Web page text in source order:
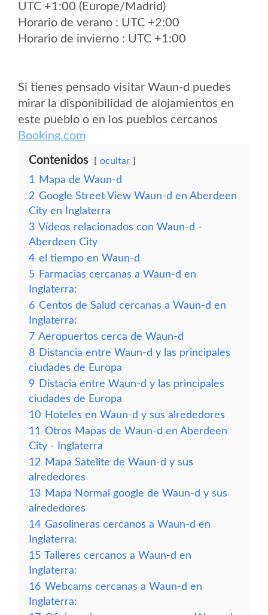
UTC +1:00 (Europe/Madrid)
Horario de verano : UTC +2:00
Horario de invierno : UTC +1:00
Si tienes pensado visitar Waun-d puedes
mirar la disponibilidad de alojamientos en
este pueblo o en los pueblos cercanos
Booking.com
Contenidos ocultar
1
Mapa de Waun-d
2 Google Street View Waun-d en Aberdeen
City en Inglaterra
3 Vídeos relacionados con Waun-d -
Aberdeen City
4 el tiempo en Waun-d
5 Farmacias cercanas a Waun-d en
Inglaterra:
6 Centos de Salud cercanas a Waun-d en
Inglaterra:
7 Aeropuertos cerca de Waun-d
8 Distancia entre Waun-d y las principales
ciudades de Europa
9 Distacia entre Waun-d y las principales
ciudades de Europa
10 Hoteles en Waun-d y sus alrededores
11 Otros Mapas de Waun-d en Aberdeen
City - Inglaterra
12 Mapa Satelite de Waun-d y sus
alrededores
13 Mapa Normal google de Waun-d y sus
alrededores
14 Gasolineras cercanos a Waun-d en
Inglaterra:
15 Talleres cercanos a Waun-d en
Inglaterra:
16 Webcams cercanas a Waun-d en
Inglaterra: